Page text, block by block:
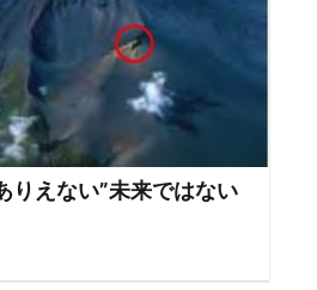
りえない”未来ではない